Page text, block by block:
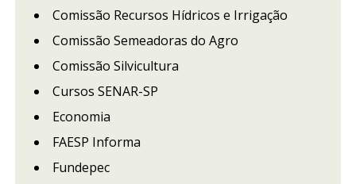
Comissão Recursos Hídricos e Irrigação
Comissão Semeadoras do Agro
Comissão Silvicultura
Cursos SENAR-SP
Economia
FAESP Informa
Fundepec